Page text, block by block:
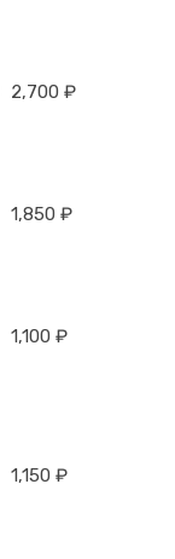
2,700 ₽
1,850 ₽
1,100 ₽
1,150 ₽